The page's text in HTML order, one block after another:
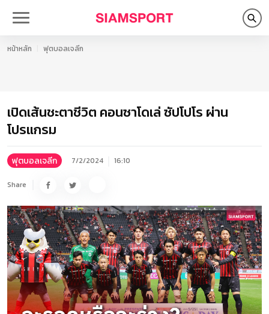
หน้าหลัก ฟุตบอลเจลีก
เปิดเส้นชะตาชีวิต คอนซาโดเล่ ซัปโปโร ผ่าน
โปรแกรม
ฟุตบอลเจลีก 7/2/2024 16:10
Share